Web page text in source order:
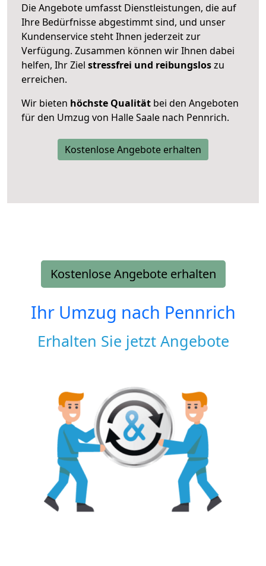
Die Angebote umfasst Dienstleistungen, die auf
Ihre Bedürfnisse abgestimmt sind, und unser
Kundenservice steht Ihnen jederzeit zur
Verfügung. Zusammen können wir Ihnen dabei
helfen, Ihr Ziel stressfrei und reibungsloszu
erreichen.
Wir bieten höchste Qualität bei den Angeboten
für den Umzug von Halle Saale nach Pennrich.
Kostenlose Angebote erhalten
Kostenlose Angebote erhalten
Ihr Umzug nach Pennrich
Erhalten Sie jetzt Angebote